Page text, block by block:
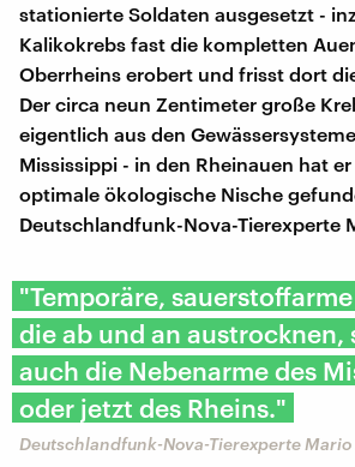
stationierte Soldaten ausgesetzt -
Kalikokrebs fast die kompletten
Oberrheins erobert und frisst dort
Der circa neun Zentimeter große
eigentlich aus den
Mississippi - in den Rheinauen hat
optimale ökologische Nische
Deutschlandfunk-Nova-Tierexperte
"Temporäre,
die ab und an austrocknen,
auch die Nebenarme des
oder jetzt des Rheins."
Deutschlandfunk-Nova-Tierexperte